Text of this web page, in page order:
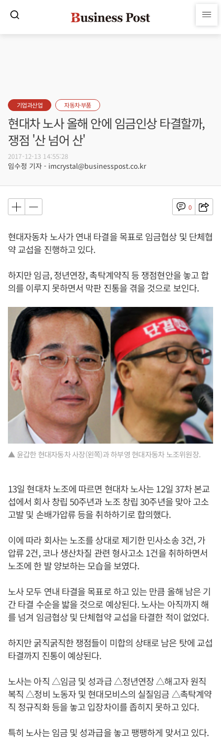
기업과산업 자동차·부품
현대차 노사 올해 안에 임금인상 타결할까,
쟁점 '산 넘어 산'
2017-12-13 14:55:28
임수정 기자 - imcrystal@businesspost.co.kr
0
현대자동차 노사가 연내 타결을 목표로 임금협상 및 단체협
약 교섭을 진행하고 있다.
하지만 임금, 정년연장, 촉탁계약직 등 쟁점현안을 놓고 합
의를 이루지 못하면서 막판 진통을 겪을 것으로 보인다.
▲ 윤갑한 현대자동차 사장(왼쪽)과 하부영 현대자동차 노조위원장.
13일 현대차 노조에 따르면 현대차 노사는 12일 37차 본교
섭에서 회사 창립 50주년과 노조 창립 30주년을 맞아 고소
고발 및 손배가압류 등을 취하하기로 합의했다.
이에 따라 회사는 노조를 상대로 제기한 민사소송 3건, 가
압류 2건, 코나 생산차질 관련 형사고소 1건을 취하하면서
노조에 한 발 양보하는 모습을 보였다.
노사 모두 연내 타결을 목표로 하고 있는 만큼 올해 남은 기
간 타결 수순을 밟을 것으로 예상된다. 노사는 아직까지 해
를 넘겨 임금협상 및 단체협약 교섭을 타결한 적이 없었다.
하지만 굵직굵직한 쟁점들이 미합의 상태로 남은 탓에 교섭
타결까지 진통이 예상된다.
노사는 아직 △임금 및 성과급 △정년연장 △해고자 원직
복직 △정비 노동자 및 현대모비스의 실질임금 △촉탁계약
직 정규직화 등을 놓고 입장차이를 좁히지 못하고 있다.
특히 노사는 임금 및 성과급을 놓고 팽팽하게 맞서고 있다.